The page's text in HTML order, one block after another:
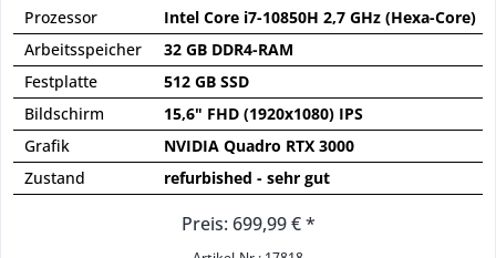
Prozessor
Intel Core i7-10850H 2,7 GHz (Hexa-Core)
Arbeitsspeicher
32 GB DDR4-RAM
Festplatte
512 GB SSD
Bildschirm
15,6" FHD (1920x1080) IPS
Grafik
NVIDIA Quadro RTX 3000
Zustand
refurbished - sehr gut
Preis: 699,99 € *